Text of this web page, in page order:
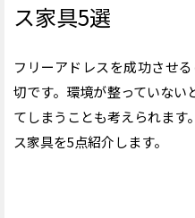
ス家具5選
フリーアドレスを成功させ
切です。環境が整っていない
てしまうことも考えられます
ス家具を5点紹介します。